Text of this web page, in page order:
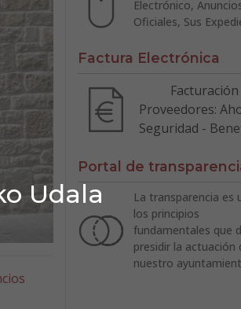
Udala
Electrónico,
Oficiales, Sus
Factura Electrónica
Facturación
Proveedores:
Seguridad -
Portal de
La transparencia es
los principios
fundamentales que
presidir la actuación
nuestro